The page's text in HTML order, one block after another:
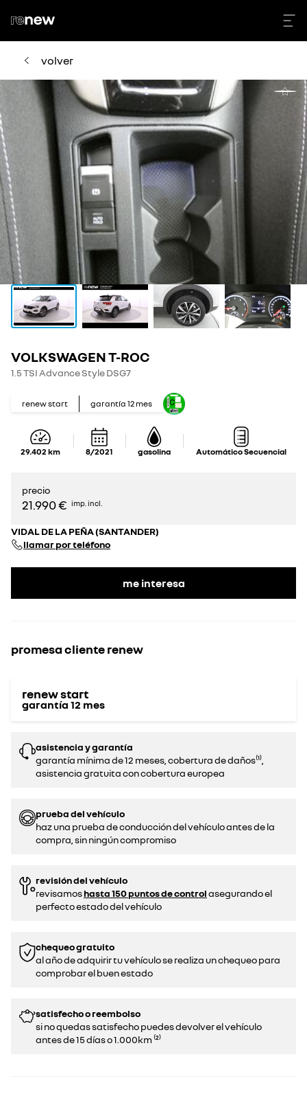
volver
VOLKSWAGEN T-ROC
1.5 TSI Advance Style DSG7
renew start garantía 12 mes
29.402 km 8/2021 gasolina Automático Secuencial
precio
21.990 € imp. incl.
VIDAL DE LA PEÑA (SANTANDER)
llamar por teléfono
me interesa
promesa cliente renew
renew start
garantía 12 mes
asistencia y garantía
garantía mínima de 12 meses, cobertura de daños⁽¹⁾,
asistencia gratuita con cobertura europea
prueba del vehículo
haz una prueba de conducción del vehículo antes de la
compra, sin ningún compromiso‌
revisión del vehículo
revisamoshasta 150 puntos de controlasegurando el
perfecto estado del vehículo
chequeo gratuito
al año de adquirir tu vehículo se realiza un chequeo para
comprobar el buen estado​​
satisfecho o reembolso
si no quedas satisfecho puedes devolver el vehículo
antes de 15 días o 1.000km ⁽²⁾